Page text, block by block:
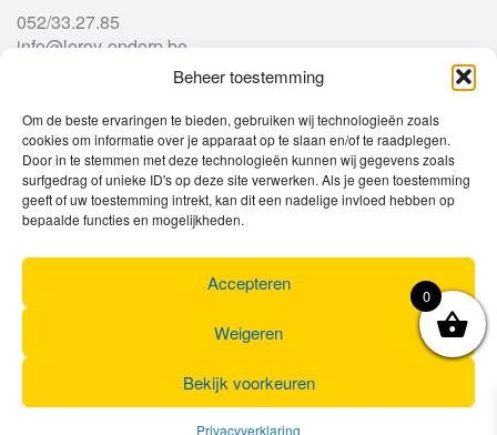
Beheer toestemming
Om de beste ervaringen te bieden, gebruiken wij technologieën zoals
cookies om informatie over je apparaat op te slaan en/of te raadplegen.
Door in te stemmen met deze technologieën kunnen wij gegevens zoals
surfgedrag of unieke ID's op deze site verwerken. Als je geen toestemming
geeft of uw toestemming intrekt, kan dit een nadelige invloed hebben op
bepaalde functies en mogelijkheden.
Accepteren
Weigeren
Bekijk voorkeuren
Privacyverklaring
052/33.27.85
info@leroy-opdorp.be
Openingsuren
Ma
gesloten
Di
9u – 12u
13u – 18u00
Wo
9u – 12u
13u – 18u00
Do
9u – 12u
13u – 18u00
13u – 18u00
Za
0